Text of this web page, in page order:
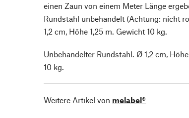
einen Zaun von einem Meter Länge
Rundstahl unbehandelt (Achtung: nicht
1,2 cm, Höhe 1,25 m. Gewicht 10 kg.
Unbehandelter Rundstahl. Ø 1,2 cm,
10 kg.
Weitere Artikel von melabel®